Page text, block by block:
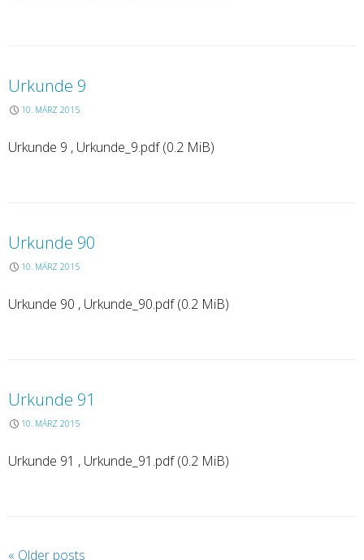
Urkunde 9
10. MÄRZ 2015
Urkunde 9 , Urkunde_9.pdf (0.2 MiB)
Urkunde 90
10. MÄRZ 2015
Urkunde 90 , Urkunde_90.pdf (0.2 MiB)
Urkunde 91
10. MÄRZ 2015
Urkunde 91 , Urkunde_91.pdf (0.2 MiB)
P
« Older posts